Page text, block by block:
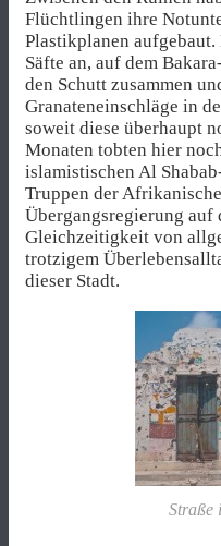
Flüchtlingen ihre
Plastikplanen
Säfte an, auf dem
den Schutt zusammen
Granateneinschläge in
soweit diese überhaupt
Monaten tobten hier
islamistischen Al
Truppen der
Übergangsregierung auf
Gleichzeitigkeit von
trotzigem
dieser Stadt.
Straße